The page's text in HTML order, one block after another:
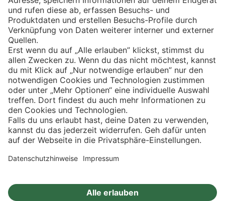
Eishockey
Impressum
Privatsphäre-Einstellungen